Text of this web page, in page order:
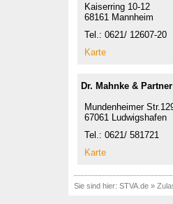
Kaiserring 10-12
68161 Mannheim
Tel.: 0621/ 12607-20
Karte
Dr. Mahnke &
Mundenheimer
67061 Ludwigshafen
Tel.: 0621/ 581721
Karte
Sie sind hier: STVA.de»